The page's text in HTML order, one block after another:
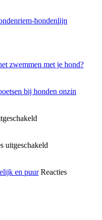
hondenlijn
zwemmen met je hond?Geen
bij honden onzin
Lickimat
uitgeschakeld
en puur Reacties